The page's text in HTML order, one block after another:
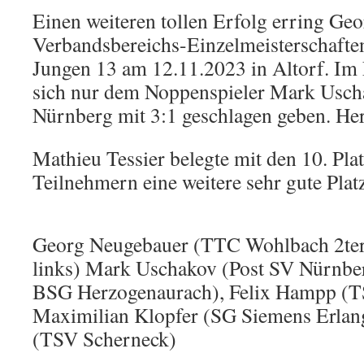
Einen weiteren tollen Erfolg erring
Verbandsbereichs-
Jungen 13 am 12.11.2023 in Altorf. Im
sich nur dem Noppenspieler Mark
Nürnberg mit 3:1 geschlagen geben.
Mathieu Tessier belegte mit den 10.
Teilnehmern eine weitere sehr gute
Georg Neugebauer (TTC Wohlbach
links) Mark Uschakov (Post SV
BSG Herzogenaurach), Felix Hampp
Maximilian Klopfer (SG Siemens
(TSV Scherneck)